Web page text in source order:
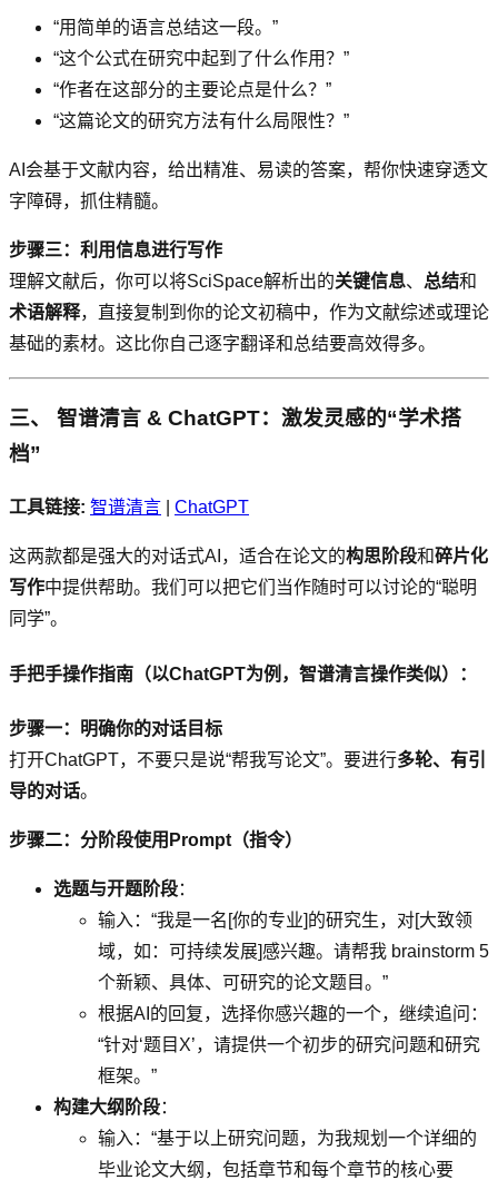
“用简单的语言总结这一段。”
“这个公式在研究中起到了什么作用？”
“作者在这部分的主要论点是什么？”
“这篇论文的研究方法有什么局限性？”
AI会基于文献内容，给出精准、易读的答案，帮你快速穿透文
字障碍，抓住精髓。
步骤三：利用信息进行写作
理解文献后，你可以将SciSpace解析出的关键信息、 总结和
术语解释，直接复制到你的论文初稿中，作为文献综述或理论
基础的素材。这比你自己逐字翻译和总结要高效得多。
三、 智谱清言 & ChatGPT：激发灵感的“学术搭
档”
工具链接: 智谱清言 ChatGPT
这两款都是强大的对话式AI，适合在论文的构思阶段和碎片化
写作中提供帮助。我们可以把它们当作随时可以讨论的“聪明
同学”。
手把手操作指南（以ChatGPT为例，智谱清言操作类似）：
步骤一：明确你的对话目标
打开ChatGPT，不要只是说“帮我写论文”。要进行多轮、有引
导的对话。
步骤二：分阶段使用Prompt（指令）
选题与开题阶段：
输入：“我是一名[你的专业]的研究生，对[大致领
域，如：可持续发展]感兴趣。请帮我 brainstorm 5
个新颖、具体、可研究的论文题目。”
根据AI的回复，选择你感兴趣的一个，继续追问：
“针对‘题目X’，请提供一个初步的研究问题和研究
框架。”
构建大纲阶段：
输入：“基于以上研究问题，为我规划一个详细的
毕业论文大纲，包括章节和每个章节的核心要